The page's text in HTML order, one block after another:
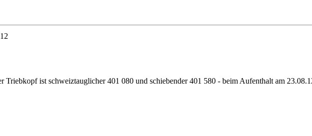
Triebkopf ist schweiztauglicher 401 080 und schiebender 401 580 - beim Aufenthalt am